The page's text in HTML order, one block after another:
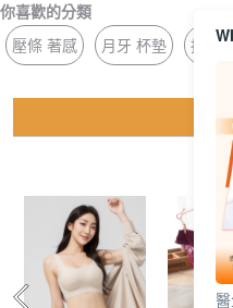
你喜歡的分類
壓條 著感
月牙 杯墊 抗菌